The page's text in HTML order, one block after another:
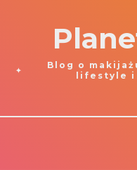
Blog o
lifestyle i